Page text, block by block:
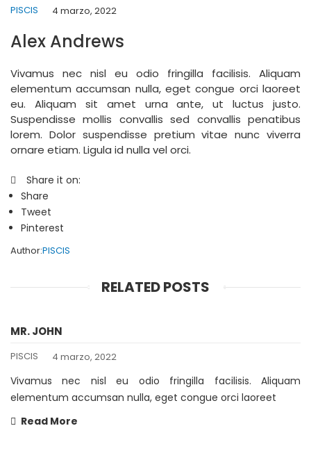
PISCIS 4 marzo, 2022
Alex Andrews
Vivamus nec nisl eu odio fringilla facilisis. Aliquam
elementum accumsan nulla, eget congue orci laoreet
eu. Aliquam sit amet urna ante, ut luctus justo.
Suspendisse mollis convallis sed convallis penatibus
lorem. Dolor suspendisse pretium vitae nunc viverra
ornare etiam. Ligula id nulla vel orci.
Share it on:
Share
Tweet
Pinterest
Author:PISCIS
RELATED POSTS
MR. JOHN
PISCIS 4 marzo, 2022
Vivamus nec nisl eu odio fringilla facilisis. Aliquam
elementum accumsan nulla, eget congue orci laoreet
Read More